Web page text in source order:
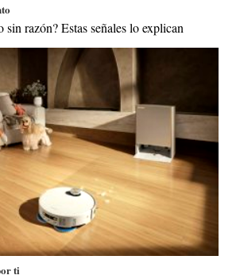
sin razón? Estas señales lo explican
ti